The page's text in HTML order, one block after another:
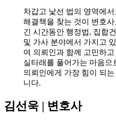
차갑고 낯선 법의 영역에
해결책을 찾는 것이 변호
긴 시간동안 행정법, 집합
및 가사 분야에서 가지고
여 의뢰인과 함께 고민하
실타래를 풀어가는 마음으
의뢰인에게 가장 힘이 되
니다.
김선욱 | 변호사